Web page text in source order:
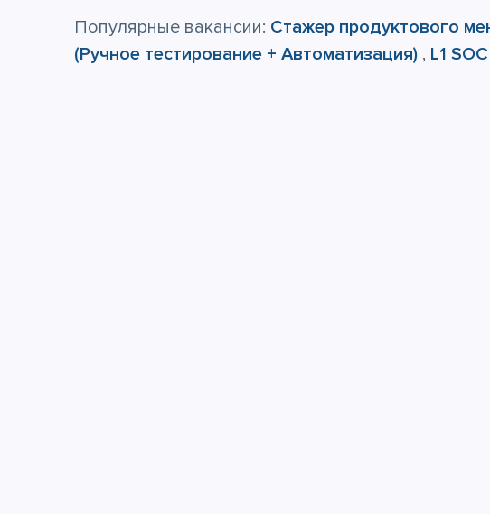
Популярные вакансии: Стажер продуктового
(Ручное тестирование + Автоматизация) , L1 SOC